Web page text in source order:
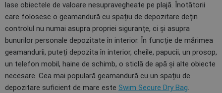
lase obiectele de valoare nesupravegheate pe plajă. Înotătorii
care folosesc o geamandură cu spațiu de depozitare dețin
controlul nu numai asupra propriei siguranțe, ci și asupra
bunurilor personale depozitate în interior. În funcție de mărimea
geamandurii, puteți depozita în interior, cheile, papucii, un prosop,
un telefon mobil, haine de schimb, o sticlă de apă și alte obiecte
necesare. Cea mai populară geamandură cu un spațiu de
depozitare suficient de mare este Swim Secure Dry Bag.